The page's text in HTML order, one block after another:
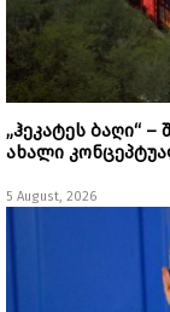
„ჰეკატეს ბაღი“ –
ახალი
5 August, 2026